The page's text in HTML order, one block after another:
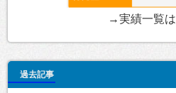
→実績一覧は
過去記事